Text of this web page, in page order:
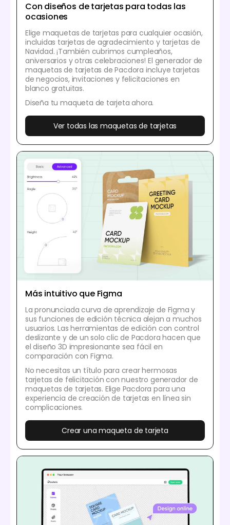
Con diseños de tarjetas para todas las
ocasiones
Elige maquetas de tarjetas para cualquier ocasión,
incluidas tarjetas de agradecimiento y tarjetas de
Navidad. ¡También cubrimos cumpleaños,
aniversarios y otras celebraciones! El generador de
maquetas de tarjetas de Pacdora incluye tarjetas
de negocios, invitaciones y felicitaciones en
blanco gratuitas.
Diseña tu maqueta de tarjeta ahora.
Ver todas las maquetas de tarjetas
Más intuitivo que Figma
La pronunciada curva de aprendizaje de Figma y
sus funciones de edición técnica alejan a muchos
usuarios. Las herramientas de edición con control
deslizante y de un solo clic de Pacdora hacen que
el diseño 3D impresionante sea fácil en
comparación con Figma.
No necesitas un título para crear hermosas
tarjetas de felicitación con nuestro generador de
maquetas de tarjetas. Elige Pacdora para una
experiencia de creación de tarjetas en línea sin
complicaciones.
Crear una maqueta de tarjeta